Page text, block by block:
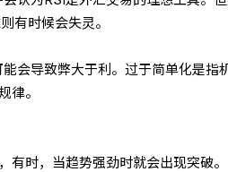
有时候会失灵。
会导致弊大于利。过于简单化是
律。
有时，当趋势强劲时就会出现突破。